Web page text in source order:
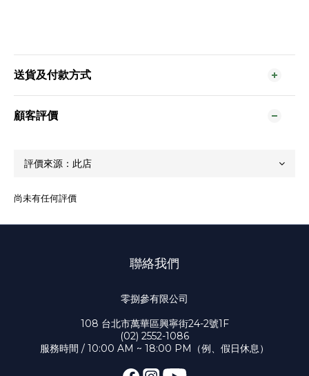
送貨及付款方式
顧客評價
尚未有任何評價
聯絡我們
零捌參有限公司
108 台北市萬華區興寧街24-2號1F
(02) 2552-1086
服務時間 / 10:00 AM ~ 18:00 PM（例、假日休息）